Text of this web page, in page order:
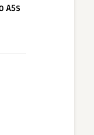
A5s